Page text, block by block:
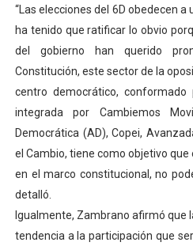
“Las elecciones del 6D obedecen
ha tenido que ratificar lo obvio
del gobierno han querido
Constitución, este sector de la
centro democrático,
integrada por Cambiemos
Democrática (AD), Copei,
el Cambio, tiene como objetivo
en el marco constitucional, no
detalló.
Igualmente, Zambrano afirmó que
tendencia a la participación que